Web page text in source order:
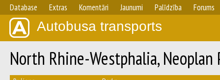
Database Extras Komentāri Jaunumi Palīdzība Forums
Autobusa transports
North Rhine-Westphalia,